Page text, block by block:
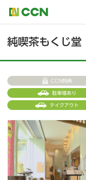
純喫茶もくじ堂
CCN特典
駐車場あり
テイクアウト